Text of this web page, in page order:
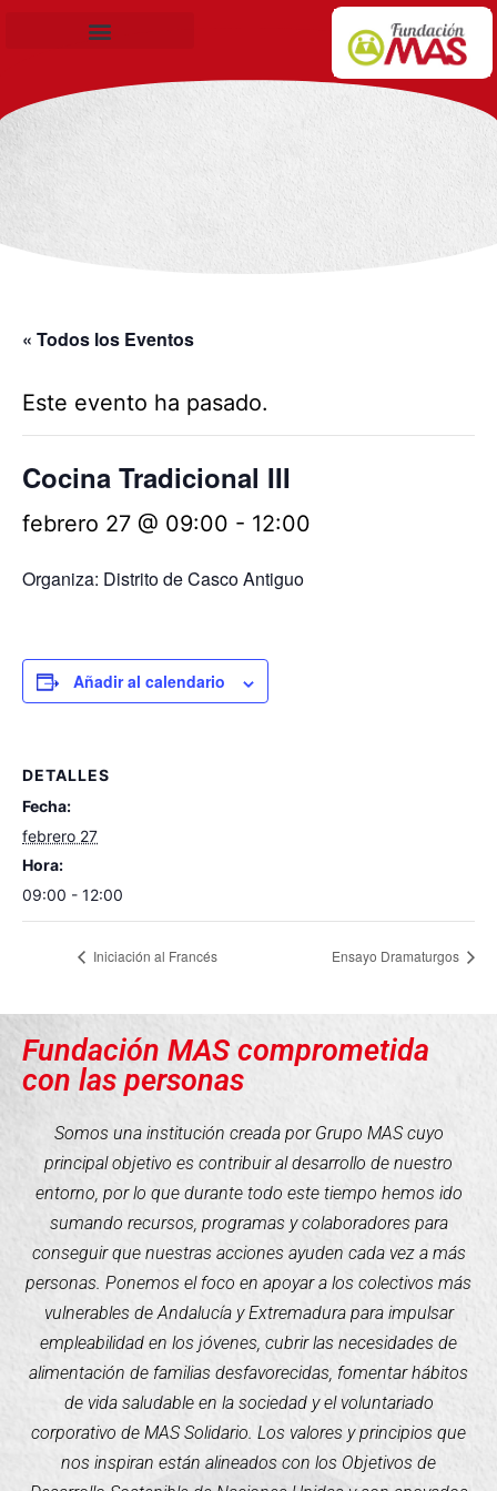
« Todos los Eventos
Este evento ha pasado.
Cocina Tradicional III
febrero 27 @ 09:00 - 12:00
Organiza: Distrito de Casco Antiguo
Añadir al calendario
DETALLES
Fecha:
febrero 27
Hora:
09:00 - 12:00
Iniciación al Francés Ensayo Dramaturgos
Fundación MAS comprometida
con las personas
Somos una institución creada por Grupo MAS cuyo
principal objetivo es contribuir al desarrollo de nuestro
entorno, por lo que durante todo este tiempo hemos ido
sumando recursos, programas y colaboradores para
conseguir que nuestras acciones ayuden cada vez a más
personas. Ponemos el foco en apoyar a los colectivos más
vulnerables de Andalucía y Extremadura para impulsar
empleabilidad en los jóvenes, cubrir las necesidades de
alimentación de familias desfavorecidas, fomentar hábitos
de vida saludable en la sociedad y el voluntariado
corporativo de MAS Solidario. Los valores y principios que
nos inspiran están alineados con los Objetivos de